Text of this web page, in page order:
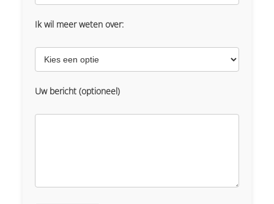
Ik wil meer weten over:
Uw bericht (optioneel)